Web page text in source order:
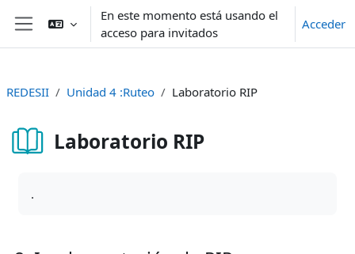
Salta al contenido principal
Panel lateral
En este momento está usando el
acceso para invitados
Acceder
REDESII Unidad 4 :Ruteo Laboratorio RIP
Laboratorio RIP
.